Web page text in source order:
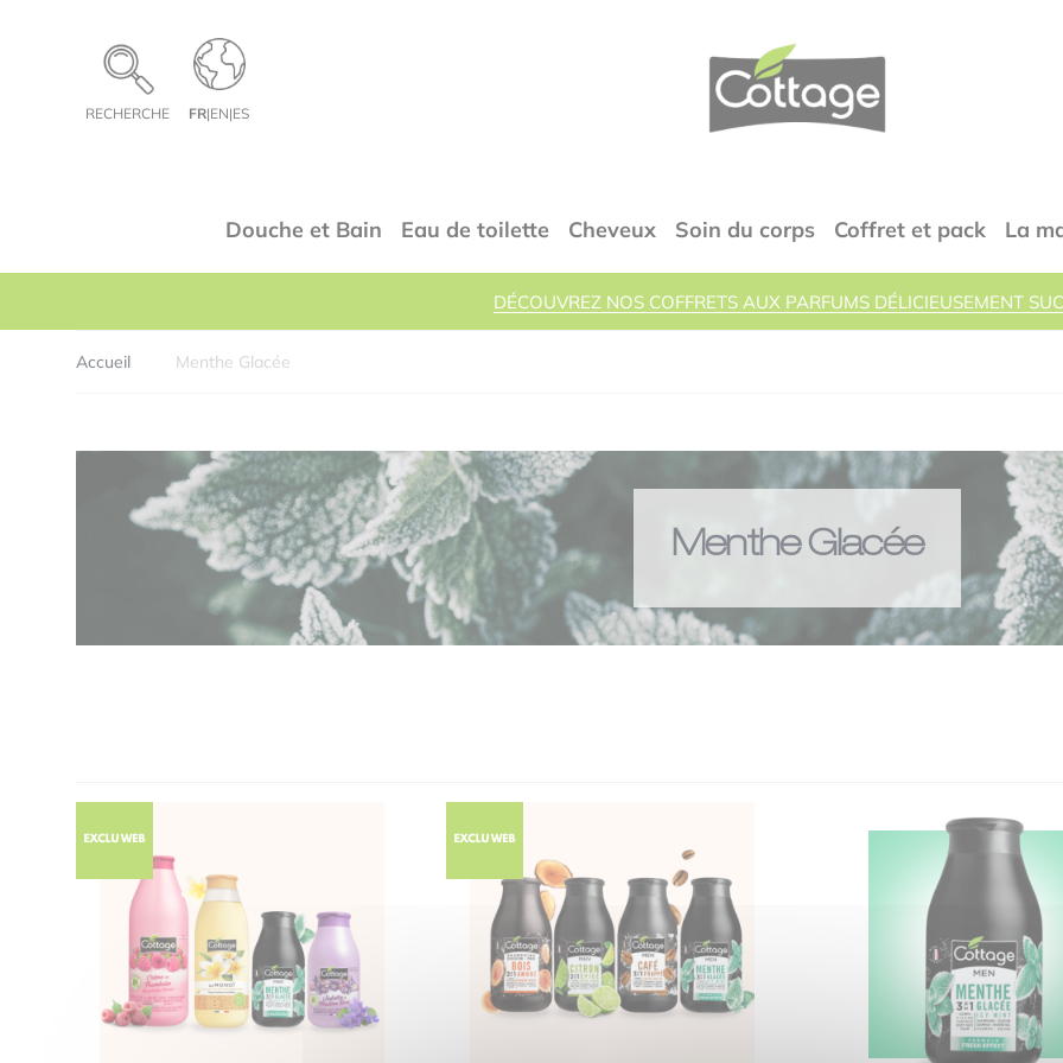
RECHERCHE FR|EN|ES
COTTAGE
Douche et Bain Eau de toilette Cheveux Soin du corps Coffret et pack La
DÉCOUVREZ NOS COFFRETS AUX PARFUMS DÉLICIEUSEMENT
Accueil Menthe Glacée
Menthe Glacée